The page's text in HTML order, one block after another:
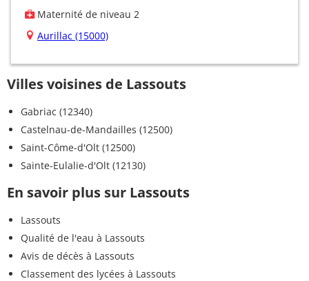
Maternité de niveau 2
Aurillac (15000)
Villes voisines de Lassouts
Gabriac (12340)
Castelnau-de-Mandailles (12500)
Saint-Côme-d'Olt (12500)
Sainte-Eulalie-d'Olt (12130)
En savoir plus sur Lassouts
Lassouts
Qualité de l'eau à Lassouts
Avis de décès à Lassouts
Classement des lycées à Lassouts